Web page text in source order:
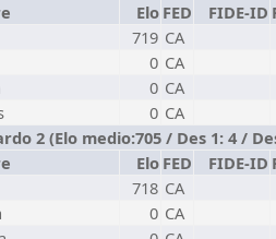
Elo FED FIDE-ID
719 CA
0 CA
0 CA
0 CA
2 (Elo medio:705 / Des 1: 4 /
Elo FED FIDE-ID
718 CA
0 CA